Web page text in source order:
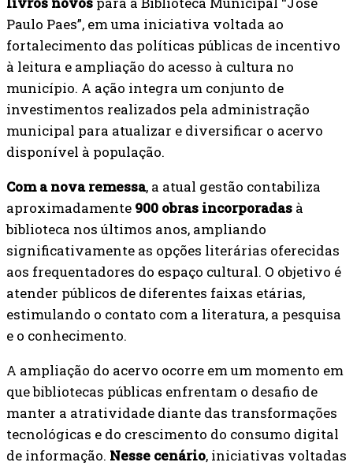
Paulo Paes”, em uma iniciativa voltada ao
fortalecimento das políticas públicas de incentivo
à leitura e ampliação do acesso à cultura no
município. A ação integra um conjunto de
investimentos realizados pela administração
municipal para atualizar e diversificar o acervo
disponível à população.
Com a nova remessa, a atual gestão contabiliza
aproximadamente 900 obras incorporadas à
biblioteca nos últimos anos, ampliando
significativamente as opções literárias oferecidas
aos frequentadores do espaço cultural. O objetivo é
atender públicos de diferentes faixas etárias,
estimulando o contato com a literatura, a pesquisa
e o conhecimento.
A ampliação do acervo ocorre em um momento em
que bibliotecas públicas enfrentam o desafio de
manter a atratividade diante das transformações
tecnológicas e do crescimento do consumo digital
de informação. Nesse cenário, iniciativas voltadas